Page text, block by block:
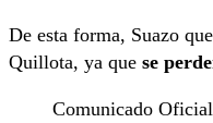
De esta forma, Suazo
Quillota, ya que se
Comunicado